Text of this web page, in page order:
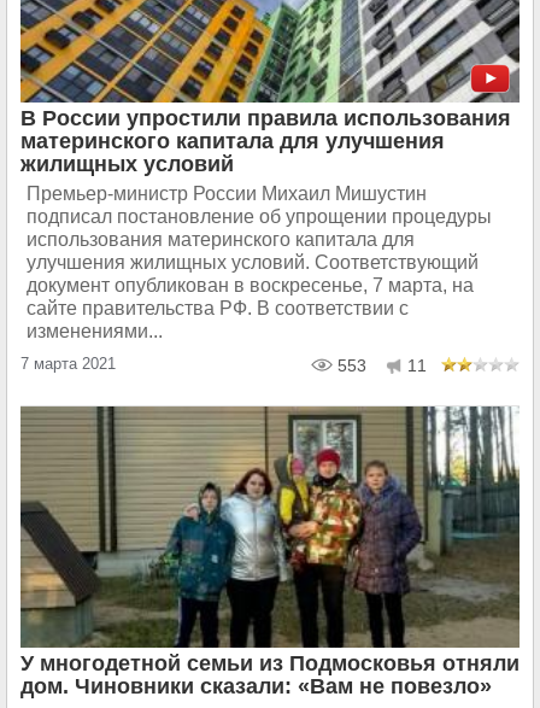
В России упростили правила использования
материнского капитала для улучшения
жилищных условий
Премьер-министр России Михаил Мишустин
подписал постановление об упрощении процедуры
использования материнского капитала для
улучшения жилищных условий. Соответствующий
документ опубликован в воскресенье, 7 марта, на
сайте правительства РФ. В соответствии с
изменениями...
7 марта 2021 553 11
У многодетной семьи из Подмосковья отняли
дом. Чиновники сказали: «Вам не повезло»